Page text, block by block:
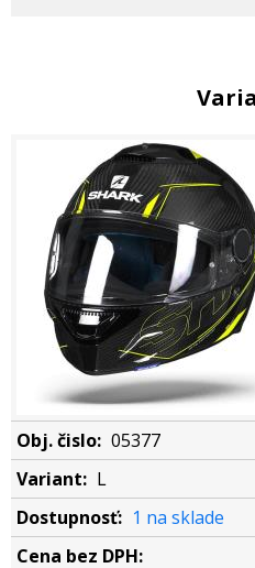
05377
L
1 na sklade